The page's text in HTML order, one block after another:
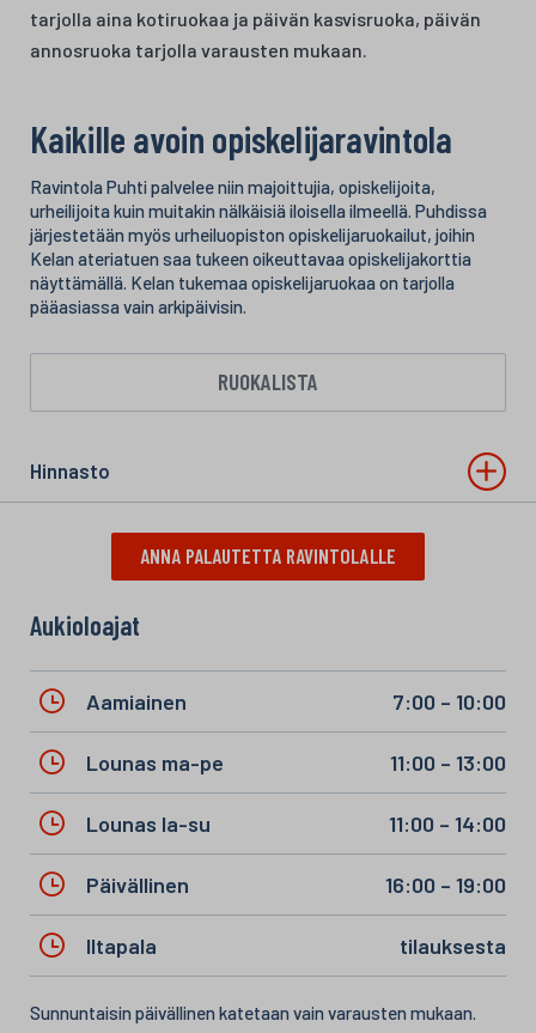
tarjolla aina kotiruokaa ja päivän kasvisruoka, päivän
annosruoka tarjolla varausten mukaan.
Kaikille avoin opiskelijaravintola
Ravintola Puhti palvelee niin majoittujia, opiskelijoita,
urheilijoita kuin muitakin nälkäisiä iloisella ilmeellä. Puhdissa
järjestetään myös urheiluopiston opiskelijaruokailut, joihin
Kelan ateriatuen saa tukeen oikeuttavaa opiskelijakorttia
näyttämällä. Kelan tukemaa opiskelijaruokaa on tarjolla
pääasiassa vain arkipäivisin.
RUOKALISTA
Hinnasto
ANNA PALAUTETTA RAVINTOLALLE
Aukioloajat
Aamiainen 7:00 – 10:00
Lounas ma-pe 11:00 – 13:00
Lounas la-su 11:00 – 14:00
Päivällinen 16:00 – 19:00
Iltapala tilauksesta
Sunnuntaisin päivällinen katetaan vain varausten mukaan.